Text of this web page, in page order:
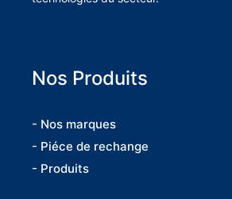
Nos Produits
- Nos marques
- Piéce de rechange
- Produits